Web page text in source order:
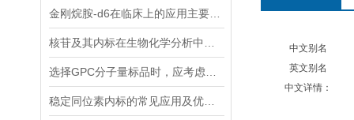
中文别名
英文别名
中文详情：